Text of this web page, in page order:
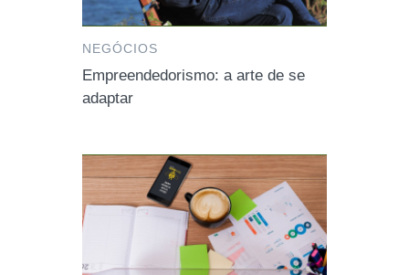
NEGÓCIOS
Empreendedorismo: a arte de se
adaptar